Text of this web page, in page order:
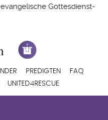
Gottesdienst-
PREDIGTEN
FAQ
UNITED4RESCUE